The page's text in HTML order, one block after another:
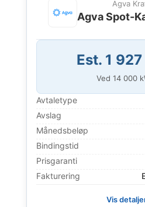
Agva
Agva Spot-
Est. 1
Ved 14 000
Avtaletype
Avslag
Månedsbeløp
Bindingstid
Prisgaranti
Fakturering
Vis